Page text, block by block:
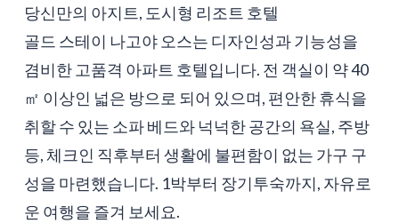
당신만의 아지트, 도시형 리조트 호텔
골드 스테이 나고야 오스는 디자인성과 기능성을
겸비한 고품격 아파트 호텔입니다. 전 객실이 약 40
㎡ 이상인 넓은 방으로 되어 있으며, 편안한 휴식을
취할 수 있는 소파 베드와 넉넉한 공간의 욕실, 주방
등, 체크인 직후부터 생활에 불편함이 없는 가구 구
성을 마련했습니다. 1박부터 장기투숙까지, 자유로
운 여행을 즐겨 보세요.